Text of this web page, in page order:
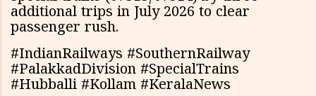
additional trips in July 2026 to clear
passenger rush.
#IndianRailways #SouthernRailway
#PalakkadDivision #SpecialTrains
#Hubballi #Kollam #KeralaNews